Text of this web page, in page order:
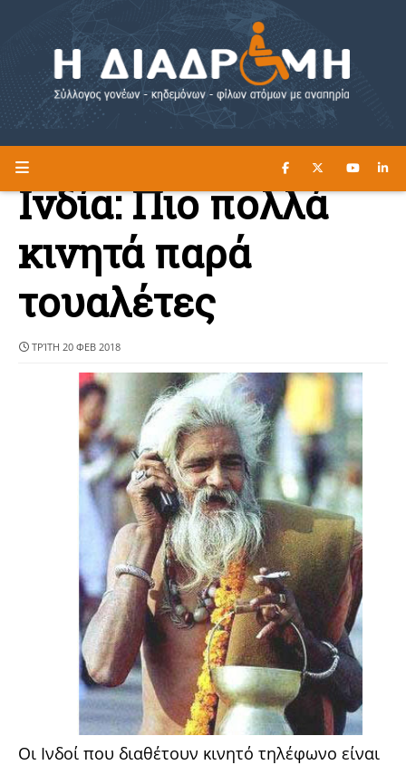
Η ΔΙΑΔΡΟΜΗ ΔΙΑΒΑΣΤΕ ΕΔΩ ►
Ινδία: Πιο πολλά
κινητά παρά
τουαλέτες
ΤΡΊΤΗ 20 ΦΕΒ 2018
Οι Ινδοί που διαθέτουν κινητό τηλέφωνο είναι